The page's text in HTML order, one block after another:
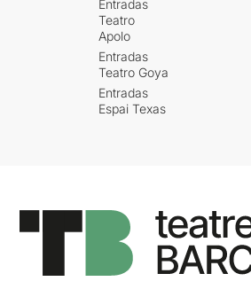
Entradas
Teatro
Apolo
Entradas
Teatro Goya
Entradas
Espai Texas